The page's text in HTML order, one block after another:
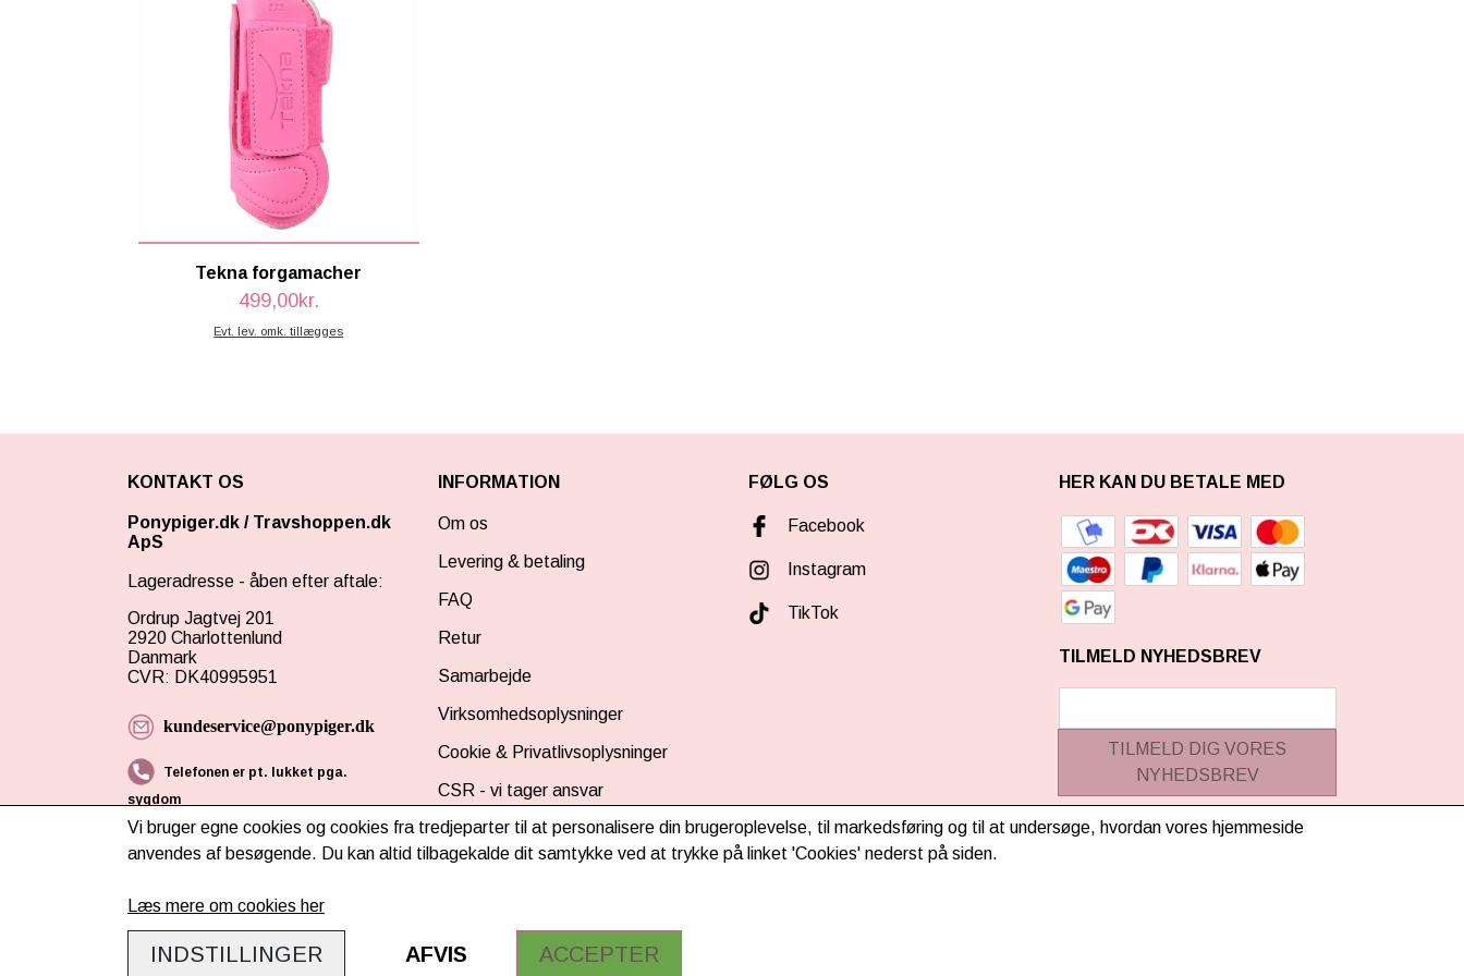
Tekna forgamacher
499,00kr.
Evt. lev. omk. tillægges
KONTAKT OS
Ponypiger.dk / Travshoppen.dk
ApS
Lageradresse - åben efter aftale:
Ordrup Jagtvej 201
2920 Charlottenlund
Danmark
CVR: DK40995951
kundeservice@ponypiger.dk
Telefonen er pt. lukket pga.
sygdom
INFORMATION
Om os
Levering & betaling
FAQ
Retur
Samarbejde
Virksomhedsoplysninger
Cookie & Privatlivsoplysninger
CSR - vi tager ansvar
Tilmeld nyhedsbrev
FØLG OS
Facebook
Instagram
TikTok
HER KAN DU BETALE MED
TILMELD NYHEDSBREV
TILMELD DIG VORES
NYHEDSBREV
Vi bruger egne cookies og cookies fra tredjeparter til at personalisere din brugeroplevelse, til markedsføring og til at undersøge, hvordan vores hjemmeside
anvendes af besøgende. Du kan altid tilbagekalde dit samtykke ved at trykke på linket 'Cookies' nederst på siden.
Læs mere om cookies her
INDSTILLINGER AFVIS ACCEPTER